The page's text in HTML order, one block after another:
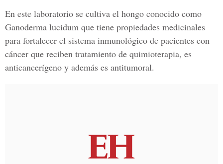
En este laboratorio se cultiva el hongo conocido como
Ganoderma lucidum que tiene propiedades medicinales
para fortalecer el sistema inmunológico de pacientes con
cáncer que reciben tratamiento de quimioterapia, es
anticancerígeno y además es antitumoral.